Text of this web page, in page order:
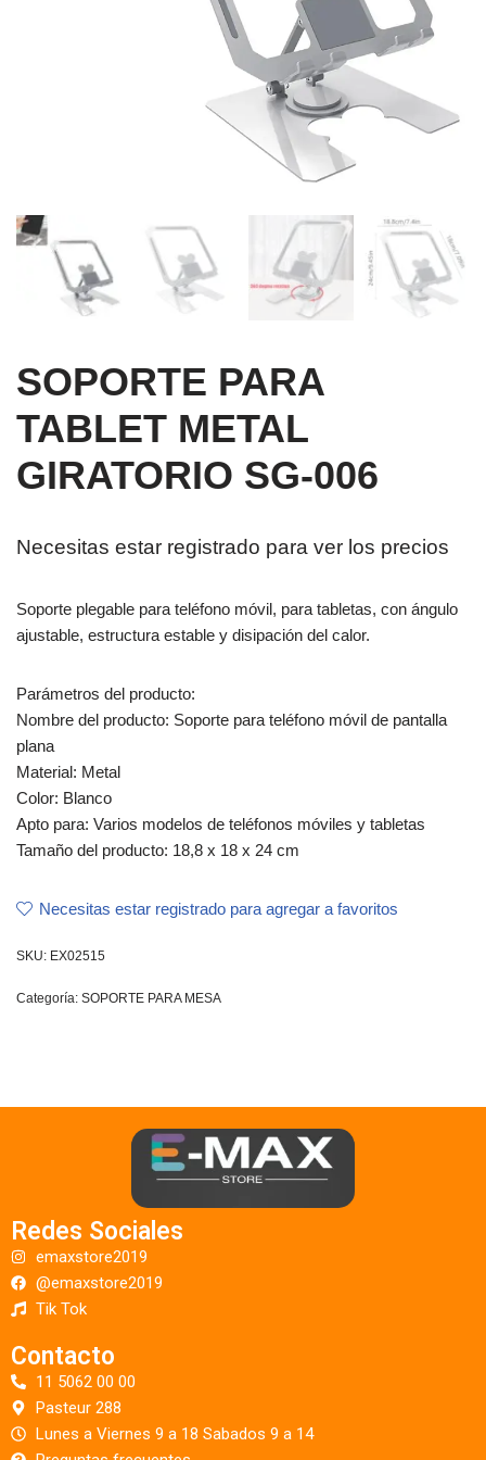
SOPORTE PARA
TABLET METAL
GIRATORIO SG-006
Necesitas estar registrado para ver los precios
Soporte plegable para teléfono móvil, para tabletas, con ángulo
ajustable, estructura estable y disipación del calor.
Parámetros del producto:
Nombre del producto: Soporte para teléfono móvil de pantalla
plana
Material: Metal
Color: Blanco
Apto para: Varios modelos de teléfonos móviles y tabletas
Tamaño del producto: 18,8 x 18 x 24 cm
Necesitas estar registrado para agregar a favoritos
SKU: EX02515
Categoría: SOPORTE PARA MESA
Redes Sociales
emaxstore2019
@emaxstore2019
Tik Tok
Contacto
11 5062 00 00
Pasteur 288
Lunes a Viernes 9 a 18 Sabados 9 a 14